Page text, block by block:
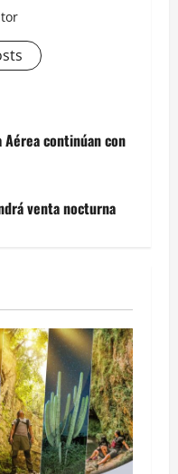
continúan con
venta nocturna